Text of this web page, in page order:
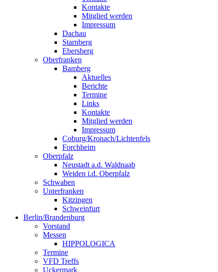
Kontakte
Mitglied werden
Impressum
Dachau
Starnberg
Ebersberg
Oberfranken
Bamberg
Aktuelles
Berichte
Termine
Links
Kontakte
Mitglied werden
Impressum
Coburg/Kronach/Lichtenfels
Forchheim
Oberpfalz
Neustadt a.d. Waldnaab
Weiden i.d. Oberpfalz
Schwaben
Unterfranken
Kitzingen
Schweinfurt
Berlin/Brandenburg
Vorstand
Messen
HIPPOLOGICA
Termine
VFD Treffs
Uckermark